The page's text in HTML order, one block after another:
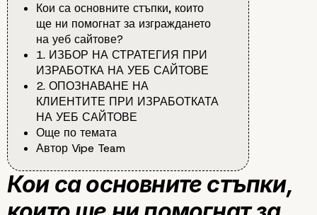
Кои са основните стъпки, които
ще ни помогнат за изграждането
на уеб сайтове?
1. ИЗБОР НА СТРАТЕГИЯ ПРИ
ИЗРАБОТКА НА УЕБ САЙТОВЕ
2. ОПОЗНАВАНЕ НА
КЛИЕНТИТЕ ПРИ ИЗРАБОТКАТА
НА УЕБ САЙТОВЕ
Още по темата
Автор Vipe Team